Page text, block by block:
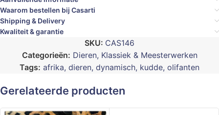
Waarom bestellen bij Casarti
Shipping & Delivery
Kwaliteit & garantie
SKU: CAS146
Categorieën: Dieren, Klassiek & Meesterwerken
Tags: afrika, dieren, dynamisch, kudde, olifanten
Gerelateerde producten